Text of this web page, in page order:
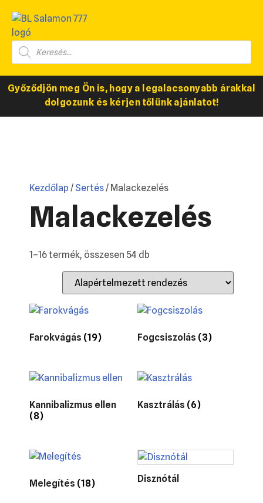
Győződjön meg Ön is, hogy a legalacsonyabb árakkal
dolgozunk és kérjen tőlünk ajánlatot!
Kezdőlap / Sertés/ Malackezelés
Malackezelés
1–16 termék, összesen 54 db
Farokvágás (19) Fogcsiszolás (3)
Kannibalizmus ellen
(8)
Kasztrálás (6)
Melegítés (18) Disznótál